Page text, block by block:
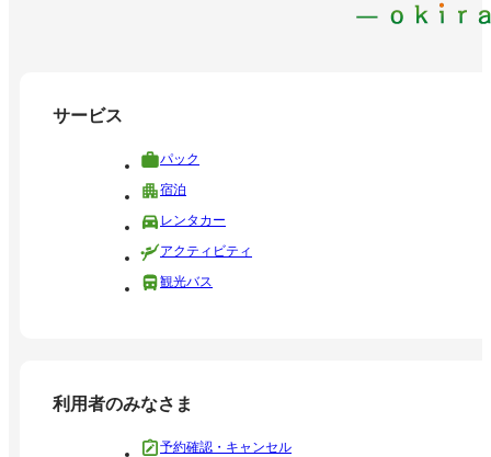
サービス
パック
宿泊
レンタカー
アクティビティ
観光バス
利用者のみなさま
予約確認・キャンセル